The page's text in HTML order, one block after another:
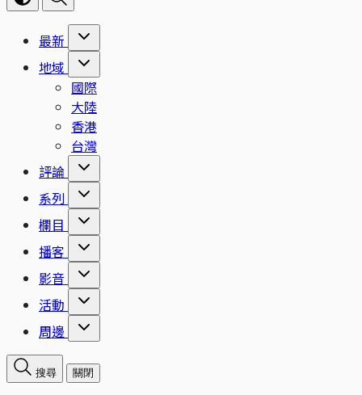
最新
地域
國際
大陸
香港
台灣
評論
系列
欄目
播客
影音
活動
周邊
搜尋 關閉